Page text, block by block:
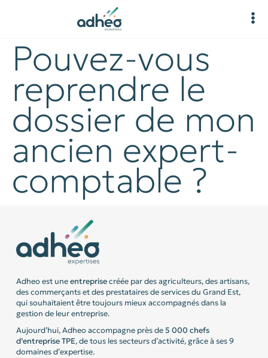
Pouvez-vous
reprendre le
dossier de mon
ancien expert-
comptable ?
Adheo est uneentreprisecréée par des agriculteurs, des artisans,
des commerçants et des prestataires de services du Grand Est,
qui souhaitaient être toujours mieux accompagnés dans la
gestion de leur entreprise.
Aujourd’hui, Adheo accompagne près de5 000 chefs
d’entrepriseTPE, de tous les secteurs d’activité, grâce à ses 9
domaines d’expertise.